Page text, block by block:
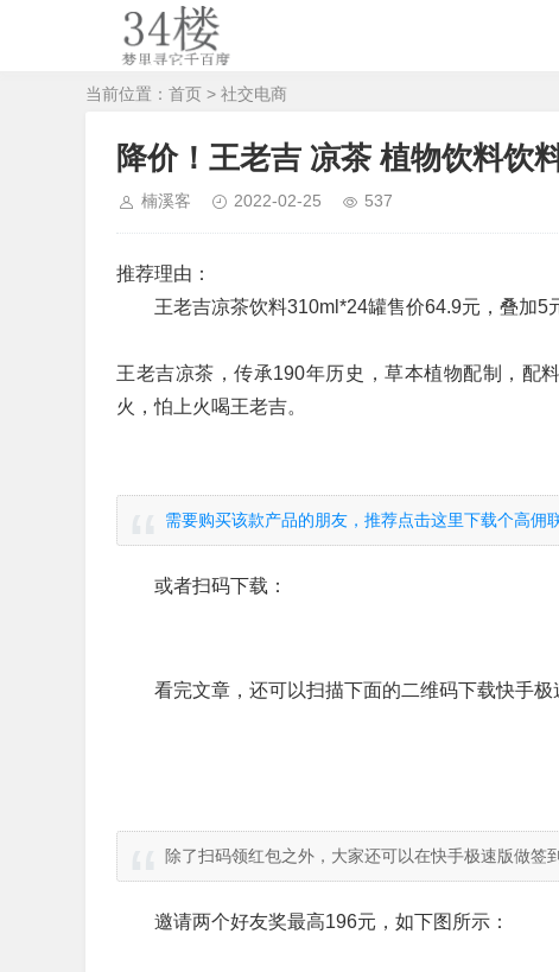
当前位置： 首页 > 社交电商
降价！王老吉 凉茶 植物饮料饮
楠溪客 2022-02-25 537
推荐理由：
王老吉凉茶饮料310ml*24罐售价64.9元，叠加5
王老吉凉茶，传承190年历史，草本植物配制，配
火，怕上火喝王老吉。
需要购买该款产品的朋友，推荐点击这里下载个高佣
或者扫码下载：
看完文章，还可以扫描下面的二维码下载快手
除了扫码领红包之外，大家还可以在快手极速版做签
邀请两个好友奖最高196元，如下图所示：